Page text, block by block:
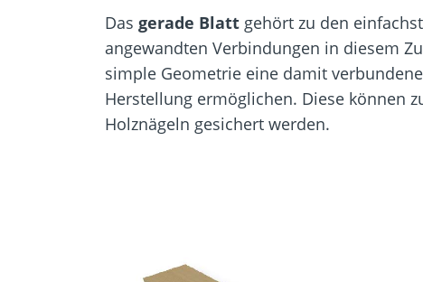
Das gerade Blattgehört zu den
angewandten Verbindungen in diesem
simple Geometrie eine damit
Herstellung ermöglichen. Diese können
Holznägeln gesichert werden.